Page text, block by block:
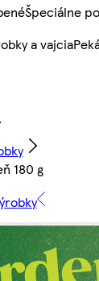
Špeciálne
a vajcia
180 g